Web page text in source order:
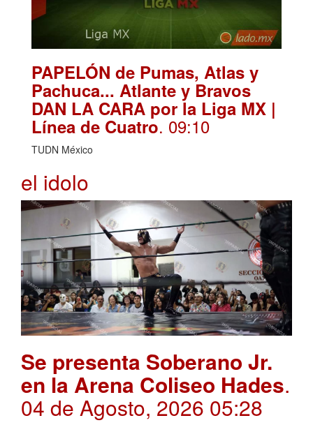
PAPELÓN de Pumas, Atlas y
Pachuca... Atlante y Bravos
DAN LA CARA por la Liga MX |
Línea de Cuatro. 09:10
TUDN México
el idolo
Se presenta Soberano Jr.
en la Arena Coliseo Hades.
04 de Agosto, 2026 05:28